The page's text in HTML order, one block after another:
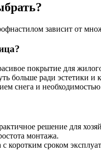
зависит от
покрытие для
больше ради эстетики и
снега и
решение для
монтажа.
коротким сроком